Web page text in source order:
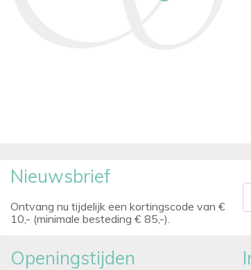
Nieuwsbrief
Ontvang nu tijdelijk een kortingscode van €
10,- (minimale besteding € 85,-).
Openingstijden